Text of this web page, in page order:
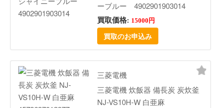
ーブルー 4902901903014
買取価格: 15000円
買取のお申込み
三菱電機
三菱電機 炊飯器 備長炭 炭炊釜
NJ-VS10H-W 白亜麻